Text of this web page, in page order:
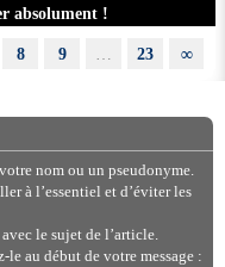
absolument !
8 9 … 23 ∞
nom ou un pseudonyme.
à l’essentiel et d’éviter les
le sujet de l’article.
au début de votre message :